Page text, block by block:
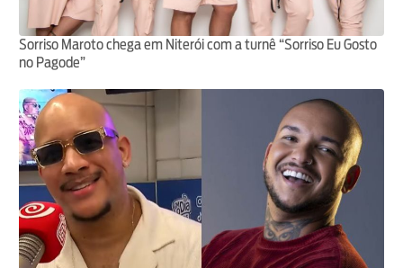
Sorriso Maroto chega em Niterói com a turnê “Sorriso Eu Gosto
no Pagode”